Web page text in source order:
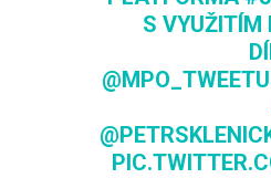
S VYUŽITÍM